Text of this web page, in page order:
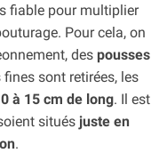
fiable pour multiplier
Pour cela, on
des pousses
sont retirées, les
à 15 cm de long. Il est
situés juste en
.